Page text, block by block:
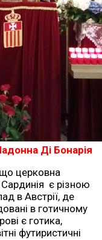
Ді Бонарія
церковна
Сардинія є різною
в Австрії, де
в готичному
є готика,
футиристичні